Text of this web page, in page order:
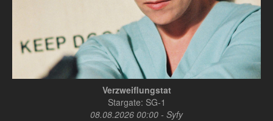
Verzweiflungstat
Stargate: SG-1
08.08.2026 00:00 - Syfy